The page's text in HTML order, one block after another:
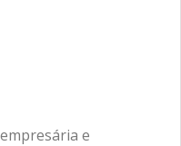
e